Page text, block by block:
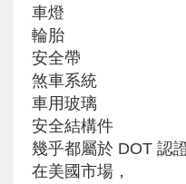
車燈
輪胎
安全帶
煞車系統
車用玻璃
安全結構件
幾乎都屬於 DOT 認
在美國市場，